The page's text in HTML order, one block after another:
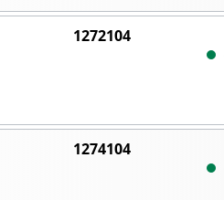
1272104
1274104